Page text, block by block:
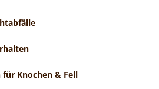
Knochen & Fell